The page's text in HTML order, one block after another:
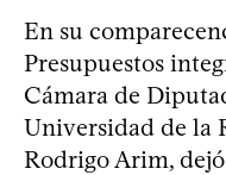
En su
Presupuestos
Cámara de
Universidad de la
Rodrigo Arim,